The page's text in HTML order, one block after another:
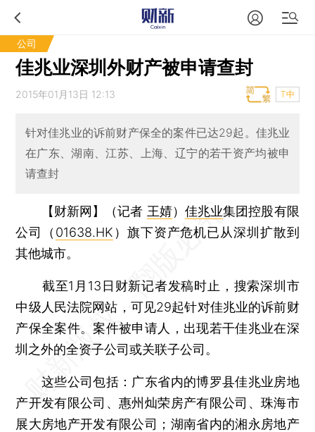
公司
佳兆业深圳外财产被申请查封
2015年01月13日 12:13 T中
针对佳兆业的诉前财产保全的案件已达29起。佳兆业
在广东、湖南、江苏、上海、辽宁的若干资产均被申
请查封
【财新网】（记者 王婧） 佳兆业集团控股有限
公司（ 01638.HK ）旗下资产危机已从深圳扩散到
其他城市。
截至1月13日财新记者发稿时止，搜索深圳市
中级人民法院网站，可见29起针对佳兆业的诉前财
产保全案件。案件被申请人，出现若干佳兆业在深
圳之外的全资子公司或关联子公司。
这些公司包括：广东省内的博罗县佳兆业房地
产开发有限公司、惠州灿荣房产有限公司、珠海市
展大房地产开发有限公司；湖南省内的湘永房地产